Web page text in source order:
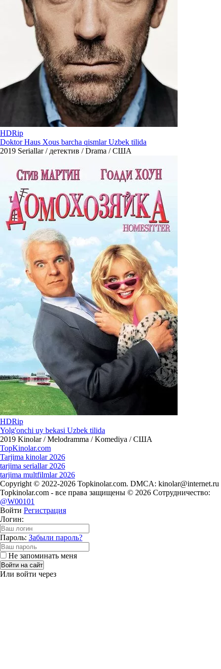
HDRip
Doktor Haus Xous barcha qismlar Uzbek tilida
2019 Seriallar / детектив / Drama / США
HDRip
Yolg'onchi uy bekasi Uzbek tilida
2019 Kinolar / Melodramma / Komediya / США
TopKinolar.com
Tarjima kinolar 2026
tarjima seriallar 2026
tarjima multfilmlar 2026
Copyright © 2022-2026 Topkinolar.com. DMCA: kinolar@internet.ru
Topkinolar.com - все права защищены © 2026 Сотрудничество:
@W00101
Войти Регистрация
Логин:
Пароль: Забыли пароль?
Не запоминать меня
Войти на сайт
Или войти через